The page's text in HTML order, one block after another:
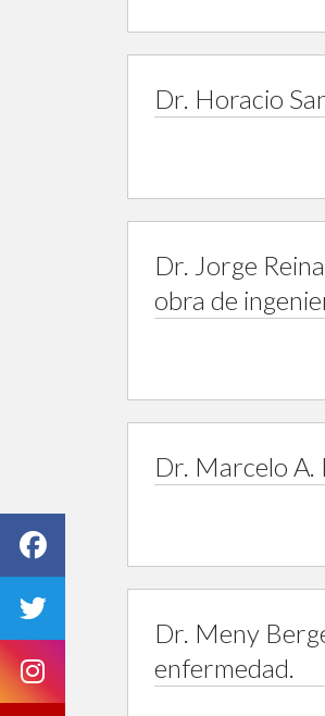
Dr. Horacio
Dr. Jorge
obra de
Dr. Marcelo A.
Dr. Meny
enfermedad.